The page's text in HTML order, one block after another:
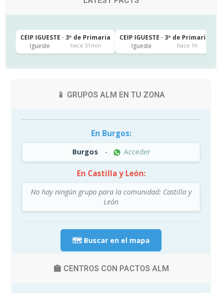
CEIP IGUESTE · 3º de Primaria
Igueste
hace 51min
CEIP IGUESTE · 3º de Primaria
Igueste
hace 1h
📱 GRUPOS ALM EN TU ZONA
En Burgos:
Burgos - Acceder
En Castilla y León:
No hay ningún grupo para la comunidad: Castilla y
León
🗺️ Buscar en el mapa
🏫 CENTROS CON PACTOS ALM